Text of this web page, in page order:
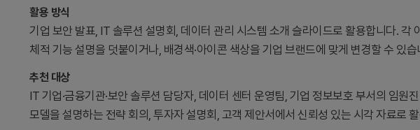
활용 방식
기업 보안 발표, IT 솔루션 설명회, 데이터 관리 시스템 소개 슬라이드로 활용합니다. 각
체적 기능 설명을 덧붙이거나, 배경색·아이콘 색상을 기업 브랜드에 맞게 변경할 수 있습
추천 대상
IT 기업·금융기관·보안 솔루션 담당자, 데이터 센터 운영팀, 기업 정보보호 부서의 임원
모델을 설명하는 전략 회의, 투자자 설명회, 고객 제안서에서 신뢰성 있는 시각 자료로